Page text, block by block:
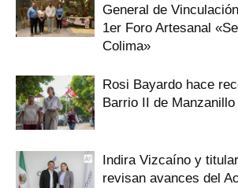
General de
1er Foro Artesanal
Colima»
Rosi Bayardo hace
Barrio II de Manzanillo
Indira Vizcaíno y
revisan avances del